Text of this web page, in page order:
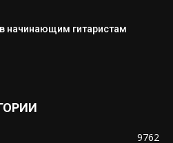
начинающим гитаристам
9762